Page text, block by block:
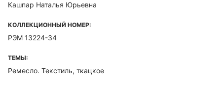
Кашпар Наталья Юрьевна
КОЛЛЕКЦИОННЫЙ НОМЕР:
РЭМ 13224-34
ТЕМЫ:
Ремесло. Текстиль, ткацкое